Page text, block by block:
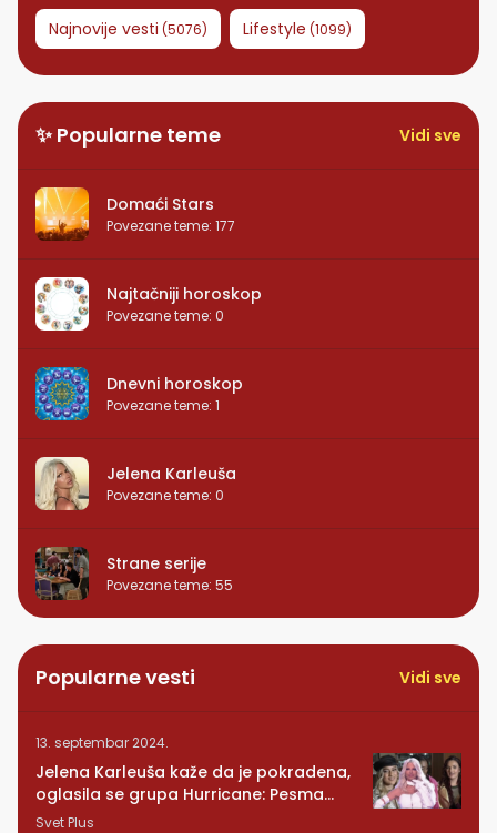
Najnovije vesti (5076) Lifestyle (1099)
✨ Popularne teme Vidi sve
Domaći Stars
Povezane teme: 177
Najtačniji horoskop
Povezane teme: 0
Dnevni horoskop
Povezane teme: 1
Jelena Karleuša
Povezane teme: 0
Strane serije
Povezane teme: 55
Popularne vesti Vidi sve
13. septembar 2024.
Jelena Karleuša kaže da je pokradena,
oglasila se grupa Hurricane: Pesma
RUNDE je naša!
Svet Plus